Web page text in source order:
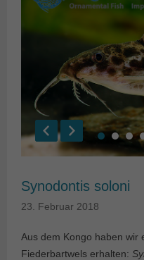
Synodontis soloni
23. Februar 2018
Aus dem Kongo haben wir
Fiederbartwels erhalten: